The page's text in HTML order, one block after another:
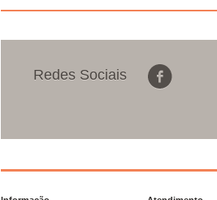
Redes Sociais